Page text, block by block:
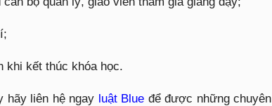
khi kết thúc khóa học.
hãy liên hệ ngay luật Blue để được những chuyên